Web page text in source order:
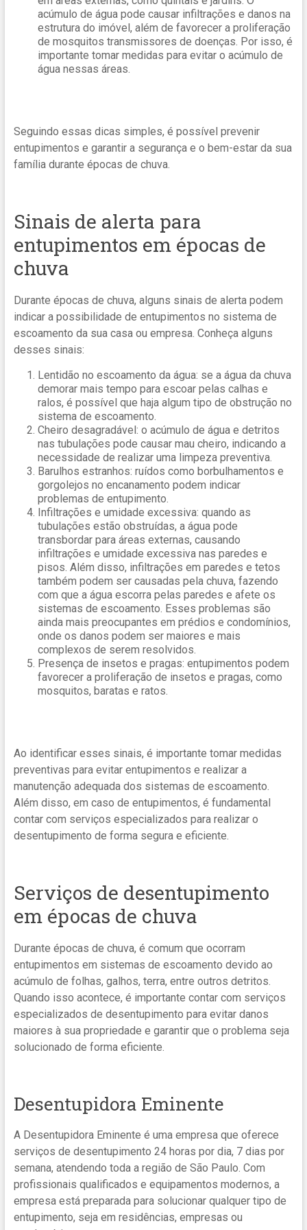
acúmulo de água pode causar infiltrações e danos na
estrutura do imóvel, além de favorecer a proliferação
de mosquitos transmissores de doenças. Por isso, é
importante tomar medidas para evitar o acúmulo de
água nessas áreas.
Seguindo essas dicas simples, é possível prevenir
entupimentos e garantir a segurança e o bem-estar da sua
família durante épocas de chuva.
Sinais de alerta para
entupimentos em épocas de
chuva
Durante épocas de chuva, alguns sinais de alerta podem
indicar a possibilidade de entupimentos no sistema de
escoamento da sua casa ou empresa. Conheça alguns
desses sinais:
Lentidão no escoamento da água: se a água da chuva
demorar mais tempo para escoar pelas calhas e
ralos, é possível que haja algum tipo de obstrução no
sistema de escoamento.
Cheiro desagradável: o acúmulo de água e detritos
nas tubulações pode causar mau cheiro, indicando a
necessidade de realizar uma limpeza preventiva.
Barulhos estranhos: ruídos como borbulhamentos e
gorgolejos no encanamento podem indicar
problemas de entupimento.
Infiltrações e umidade excessiva: quando as
tubulações estão obstruídas, a água pode
transbordar para áreas externas, causando
infiltrações e umidade excessiva nas paredes e
pisos. Além disso, infiltrações em paredes e tetos
também podem ser causadas pela chuva, fazendo
com que a água escorra pelas paredes e afete os
sistemas de escoamento. Esses problemas são
ainda mais preocupantes em prédios e condomínios,
onde os danos podem ser maiores e mais
complexos de serem resolvidos.
Presença de insetos e pragas: entupimentos podem
favorecer a proliferação de insetos e pragas, como
mosquitos, baratas e ratos.
Ao identificar esses sinais, é importante tomar medidas
preventivas para evitar entupimentos e realizar a
manutenção adequada dos sistemas de escoamento.
Além disso, em caso de entupimentos, é fundamental
contar com serviços especializados para realizar o
desentupimento de forma segura e eficiente.
Serviços de desentupimento
em épocas de chuva
Durante épocas de chuva, é comum que ocorram
entupimentos em sistemas de escoamento devido ao
acúmulo de folhas, galhos, terra, entre outros detritos.
Quando isso acontece, é importante contar com serviços
especializados de desentupimento para evitar danos
maiores à sua propriedade e garantir que o problema seja
solucionado de forma eficiente.
Desentupidora Eminente
A Desentupidora Eminente é uma empresa que oferece
serviços de desentupimento 24 horas por dia, 7 dias por
semana, atendendo toda a região de São Paulo. Com
profissionais qualificados e equipamentos modernos, a
empresa está preparada para solucionar qualquer tipo de
entupimento, seja em residências, empresas ou